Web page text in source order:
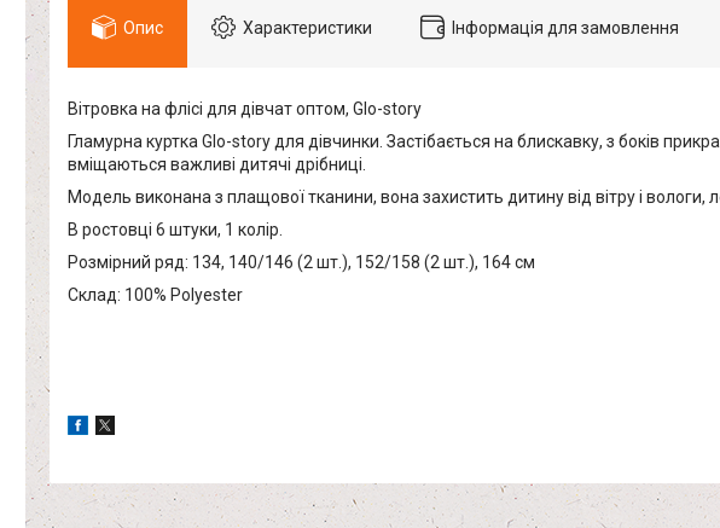
Опис Характеристики Інформація для замовлення
Вітровка на флісі для дівчат оптом, Glo-story
Гламурна куртка Glo-story для дівчинки. Застібається на блискавку, з боків
вміщаються важливі дитячі дрібниці.
Модель виконана з плащової тканини, вона захистить дитину від вітру і вологи,
В ростовці 6 штуки, 1 колір.
Розмірний ряд: 134, 140/146 (2 шт.), 152/158 (2 шт.), 164 см
Склад: 100% Polyester